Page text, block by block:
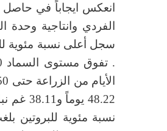
انعكس ايجاباً في حاصل
48.22 يوماً و38.11 غم نبات